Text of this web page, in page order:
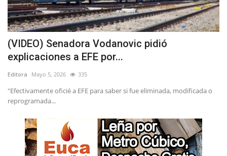
(VIDEO) Senadora Vodanovic pidió
explicaciones a EFE por...
Editora Mayo 5, 2026 335
"Efectivamente oficié a EFE para saber si fue eliminada, modificada o
reprogramada...